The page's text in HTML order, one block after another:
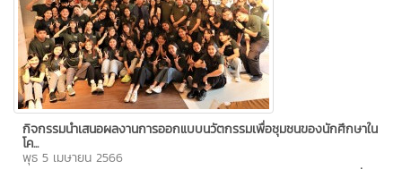
กิจกรรมนำเสนอผลงานการออกแบบนวัตกรรมเพื่อชุมชนของนักศึกษาใน
โค...
พุธ 5 เมษายน 2566